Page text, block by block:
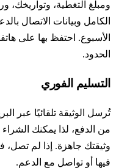
التغطية، وتواريخك، ورقم
وبيانات الاتصال بالدعم
احتفظ بها على هاتفك أو
الفوري
الوثيقة تلقائيًا عبر البريد
الدفع، لذا يمكنك الشراء في
جاهزة. إذا لم تصل،
أو تواصل مع الدعم.